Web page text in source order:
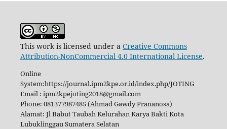
This work is licensed under a Creative Commons
Attribution-NonCommercial 4.0 International License.
Online
System:https://journal.ipm2kpe.or.id/index.php/JOTING
Email : ipm2kpejoting2018@gmail.com
Phone: 081377987485 (Ahmad Gawdy Prananosa)
Alamat: Jl Babut Taubah Kelurahan Karya Bakti Kota
Lubuklinggau Sumatera Selatan